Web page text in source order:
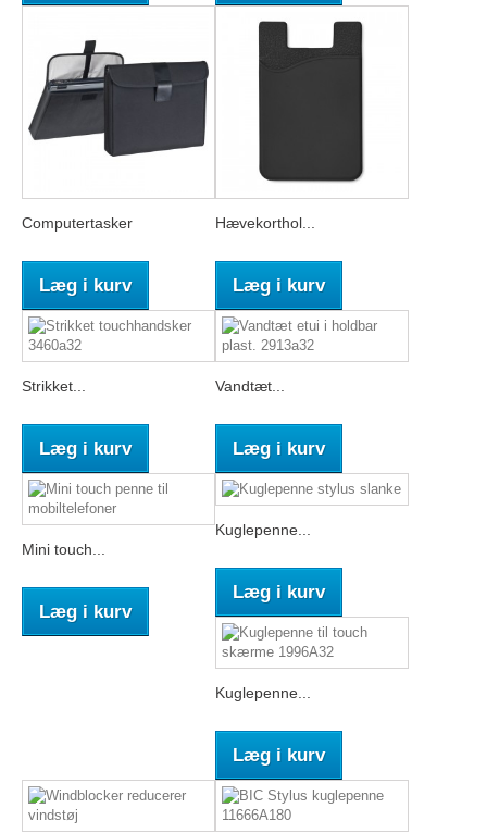
Computertasker
Læg i kurv
Hævekorthol...
Læg i kurv
Strikket...
Læg i kurv
Vandtæt...
Læg i kurv
Mini touch...
Læg i kurv
Kuglepenne...
Læg i kurv
Kuglepenne...
Læg i kurv